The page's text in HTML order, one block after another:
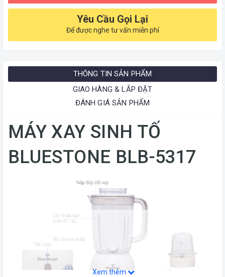
Yêu Cầu Gọi Lại
Để được nghe tư vấn miễn phí
THÔNG TIN SẢN PHẨM
GIAO HÀNG & LẮP ĐẶT
ĐÁNH GIÁ SẢN PHẨM
MÁY XAY SINH TỐ
BLUESTONE BLB-5317
Xem thêm